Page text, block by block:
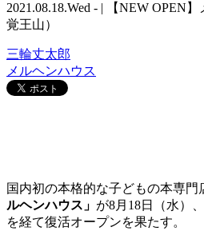
2021.08.18.Wed - | 【NEW OPEN
覚王山）
三輪丈太郎
メルヘンハウス
国内初の本格的な子どもの本専
ルヘンハウス」 が8月18日（水）
を経て復活オープンを果たす。